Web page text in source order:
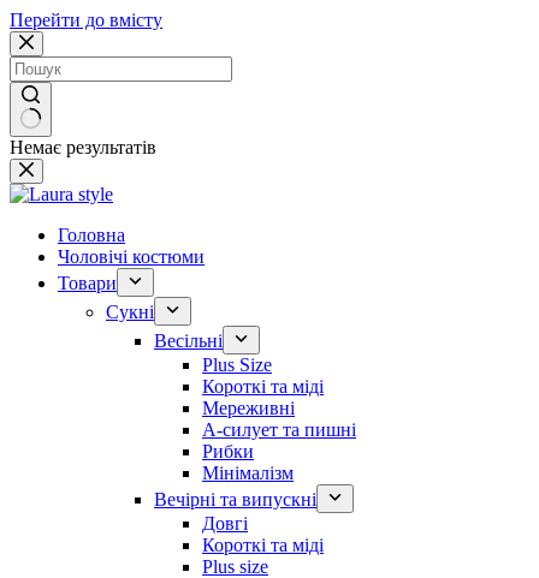
Перейти до вмісту
Немає результатів
Головна
Чоловічі костюми
Товари
Сукні
Весільні
Plus Size
Короткі та міді
Мереживні
А-силует та пишні
Рибки
Мінімалізм
Вечірні та випускні
Довгі
Короткі та міді
Plus size